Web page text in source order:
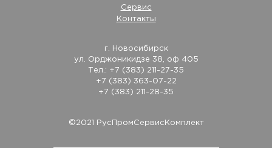
©2021 РусПромСервисКомплект
Сервис
Контакты
г. Новосибирск
ул. Орджоникидзе 38, оф 405
Тел.: +7 (383) 211-27-35
+7 (383) 363-07-22
+7 (383) 211-28-35